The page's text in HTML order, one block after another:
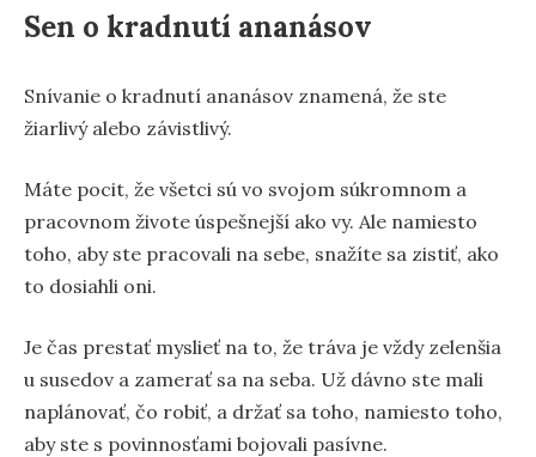
Sen o kradnutí ananásov
Snívanie o kradnutí ananásov znamená, že ste
žiarlivý alebo závistlivý.
Máte pocit, že všetci sú vo svojom súkromnom a
pracovnom živote úspešnejší ako vy. Ale namiesto
toho, aby ste pracovali na sebe, snažíte sa zistiť, ako
to dosiahli oni.
Je čas prestať myslieť na to, že tráva je vždy zelenšia
u susedov a zamerať sa na seba. Už dávno ste mali
naplánovať, čo robiť, a držať sa toho, namiesto toho,
aby ste s povinnosťami bojovali pasívne.